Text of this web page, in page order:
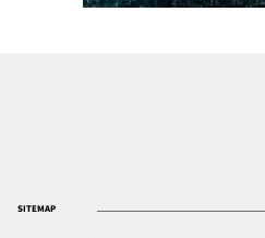
SITEMAP